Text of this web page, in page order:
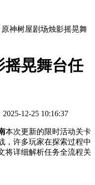
原神树屋剧场烛影摇晃舞
摇晃舞台任
12-25 10:16:37
本次更新的限时活动关卡
，许多玩家在探索过程中
将详细解析任务全流程关